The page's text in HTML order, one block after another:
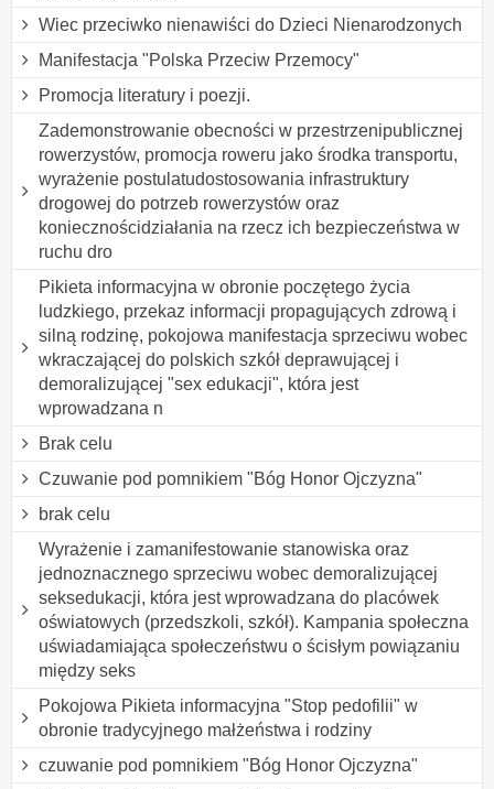
Wiec przeciwko nienawiści do Dzieci Nienarodzonych
Manifestacja "Polska Przeciw Przemocy"
Promocja literatury i poezji.
Zademonstrowanie obecności w przestrzenipublicznej
rowerzystów, promocja roweru jako środka transportu,
wyrażenie postulatudostosowania infrastruktury
drogowej do potrzeb rowerzystów oraz
koniecznościdziałania na rzecz ich bezpieczeństwa w
ruchu dro
Pikieta informacyjna w obronie poczętego życia
ludzkiego, przekaz informacji propagujących zdrową i
silną rodzinę, pokojowa manifestacja sprzeciwu wobec
wkraczającej do polskich szkół deprawującej i
demoralizującej "sex edukacji", która jest
wprowadzana n
Brak celu
Czuwanie pod pomnikiem "Bóg Honor Ojczyzna"
brak celu
Wyrażenie i zamanifestowanie stanowiska oraz
jednoznacznego sprzeciwu wobec demoralizującej
seksedukacji, która jest wprowadzana do placówek
oświatowych (przedszkoli, szkół). Kampania społeczna
uświadamiająca społeczeństwu o ścisłym powiązaniu
między seks
Pokojowa Pikieta informacyjna "Stop pedofilii" w
obronie tradycyjnego małżeństwa i rodziny
czuwanie pod pomnikiem "Bóg Honor Ojczyzna"